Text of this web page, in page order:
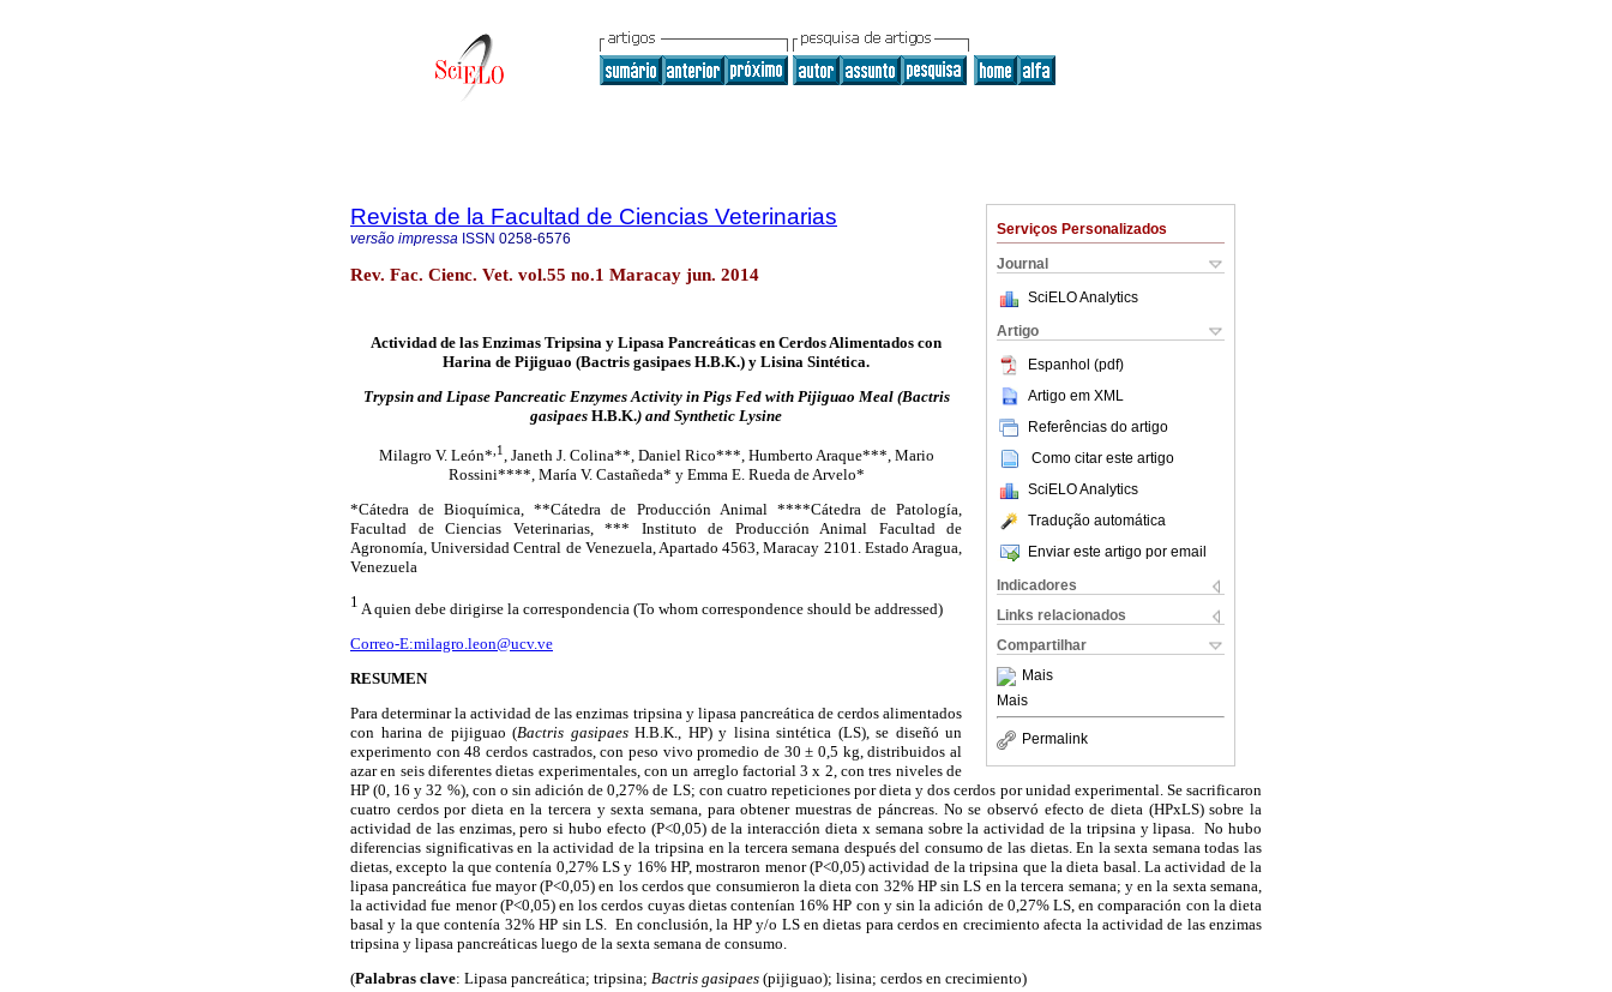
Serviços Personalizados
Journal
SciELO Analytics
Artigo
Espanhol (pdf)
Artigo em XML
Referências do artigo
Como citar este artigo
SciELO Analytics
Tradução automática
Enviar este artigo por email
Indicadores
Links relacionados
Compartilhar
Mais
Mais
Permalink
Revista de la Facultad de Ciencias Veterinarias
versão impressa ISSN 0258-6576
Rev. Fac. Cienc. Vet. vol.55 no.1 Maracay jun. 2014
Actividad de las Enzimas Tripsina y Lipasa Pancreáticas en Cerdos Alimentados con
Harina de Pijiguao (Bactris gasipaes H.B.K.) y Lisina Sintética.
Trypsin and Lipase Pancreatic Enzymes Activity in Pigs Fed with Pijiguao Meal (Bactris
gasipaes H.B.K.) and Synthetic Lysine
Milagro V. León* ,1
, Janeth J. Colina**, Daniel Rico***, Humberto Araque***, Mario
Rossini****, María V. Castañeda* y Emma E. Rueda de Arvelo*
*Cátedra de Bioquímica, **Cátedra de Producción Animal ****Cátedra de Patología,
Facultad de Ciencias Veterinarias, *** Instituto de Producción Animal Facultad de
Agronomía, Universidad Central de Venezuela, Apartado 4563, Maracay 2101. Estado Aragua,
Venezuela
1 A quien debe dirigirse la correspondencia (To whom correspondence should be addressed)
Correo-E:milagro.leon@ucv.ve
RESUMEN
Para determinar la actividad de las enzimas tripsina y lipasa pancreática de cerdos alimentados
con harina de pijiguao (Bactris gasipaes H.B.K., HP) y lisina sintética (LS), se diseñó un
experimento con 48 cerdos castrados, con peso vivo promedio de 30 ± 0,5 kg, distribuidos al
azar en seis diferentesdietas experimentales, con un arreglo factorial 3x 2, con tres niveles de
HP (0, 16 y 32 %), con o sin adición de 0,27% de LS; con cuatro repeticiones por dieta y dos cerdos por unidad experimental. Se sacrificaron
cuatro cerdos por dieta en la tercera y sexta semana, para obtener muestras de páncreas. No se observó efecto de dieta (HPxLS) sobre la
actividad de las enzimas, pero si hubo efecto (P<0,05) de la interacción dieta xsemana sobre la actividad de la tripsina y lipasa. No hubo
diferencias significativas en la actividad de la tripsina en la tercera semana después del consumo de las dietas. En la sexta semanatodas las
dietas, excepto la que contenía 0,27% LS y 16% HP, mostraron menor (P<0,05) actividad de la tripsina que la dieta basal. La actividad de la
lipasa pancreática fue mayor (P<0,05) en los cerdos que consumieron la dieta con 32% HP sin LS en la tercera semana; y en la sexta semana,
la actividad fue menor (P<0,05) en los cerdos cuyas dietas contenían 16% HP con y sin la adición de 0,27% LS, en comparación con la dieta
basal y la que contenía 32% HP sin LS. En conclusión, la HP y/o LS en dietas para cerdos en crecimiento afecta la actividad de las enzimas
tripsina y lipasa pancreáticas luego de la sexta semana de consumo.
(Palabras clave: Lipasa pancreática; tripsina; Bactris gasipaes (pijiguao); lisina; cerdos en crecimiento)